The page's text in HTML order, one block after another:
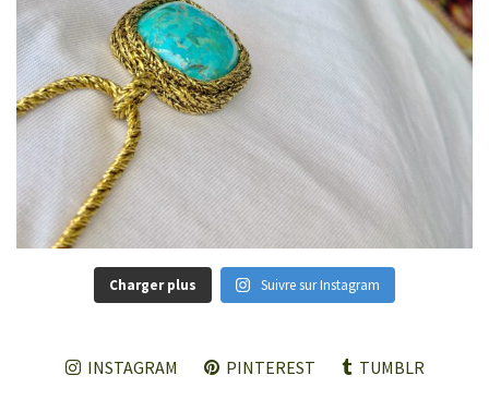
Charger plus Suivre sur Instagram
INSTAGRAM PINTEREST TUMBLR